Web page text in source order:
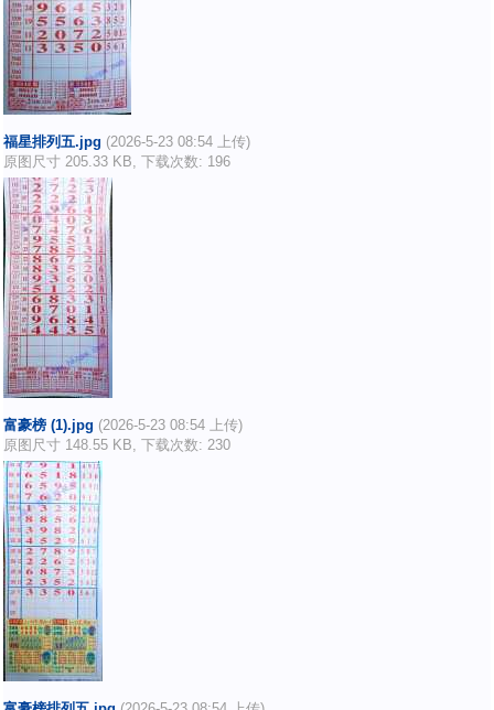
福星排列五.jpg (2026-5-23 08:54 上传)
原图尺寸 205.33 KB, 下载次数: 196
富豪榜 (1).jpg (2026-5-23 08:54 上传)
原图尺寸 148.55 KB, 下载次数: 230